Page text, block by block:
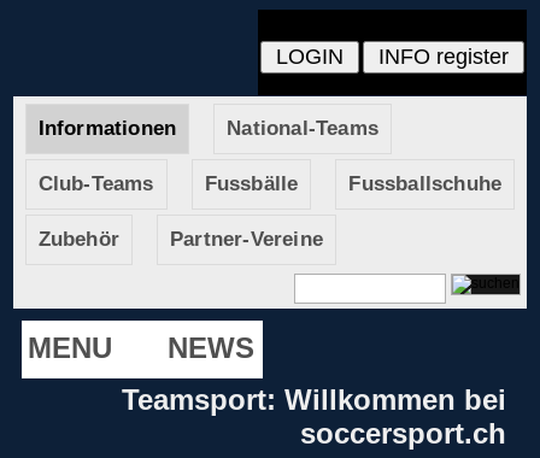
Informationen National-Teams
Club-Teams Fussbälle Fussballschuhe
Zubehör Partner-Vereine
MENU
NEWS
Teamsport: Willkommen bei
soccersport.ch